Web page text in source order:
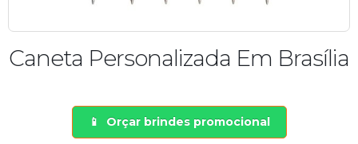
Caneta Personalizada Em Brasília
Orçar brindes promocional